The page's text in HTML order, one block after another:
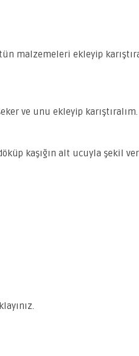
malzemeleri ekleyip
ve unu ekleyip karıştıralım.
kaşığın alt ucuyla şekil